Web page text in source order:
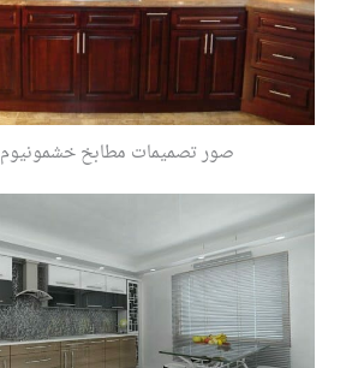
صور تصميمات مطابخ خشمونيوم 2026